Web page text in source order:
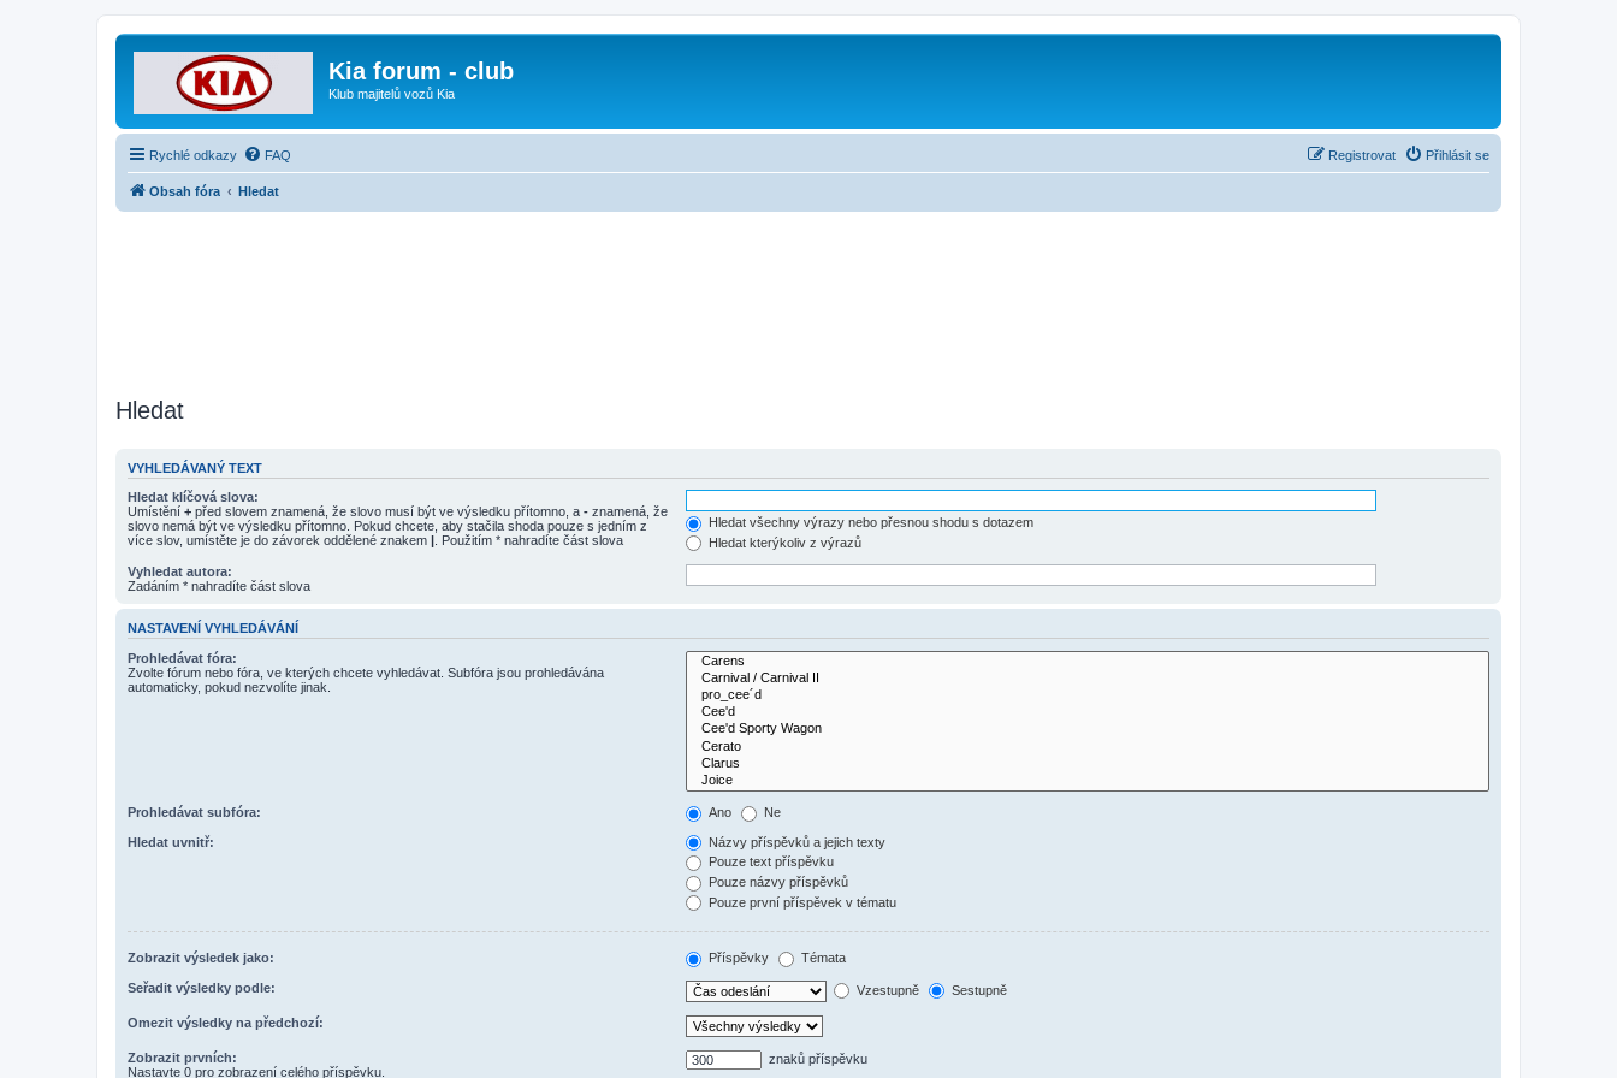
Kia forum - club
Klub majitelů vozů Kia
Rychlé odkazy FAQ Přihlásit se
Registrovat
Obsah fóra Hledat
Hledat
VYHLEDÁVANÝ TEXT
Hledat klíčová slova:
Umístění + před slovem znamená, že slovo musí být ve výsledku přítomno, a - znamená, že
slovo nemá být ve výsledku přítomno. Pokud chcete, aby stačila shoda pouze s jedním z
více slov, umístěte je do závorek oddělené znakem | . Použitím * nahradíte část slova
Hledat všechny výrazy nebo přesnou shodu s dotazem
Hledat kterýkoliv z výrazů
Vyhledat autora:
Zadáním * nahradíte část slova
NASTAVENÍ VYHLEDÁVÁNÍ
Prohledávat fóra:
Zvolte fórum nebo fóra, ve kterých chcete vyhledávat. Subfóra jsou prohledávána
automaticky, pokud nezvolíte jinak.
Prohledávat subfóra: Ano Ne
Hledat uvnitř:
Názvy příspěvků a jejich texty
Pouze text příspěvku
Pouze názvy příspěvků
Pouze první příspěvek v tématu
Zobrazit výsledek jako: Příspěvky Témata
Seřadit výsledky podle: Vzestupně Sestupně
Omezit výsledky na předchozí:
Zobrazit prvních:
Nastavte 0 pro zobrazení celého příspěvku.
znaků příspěvku